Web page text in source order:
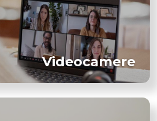
Videocamere